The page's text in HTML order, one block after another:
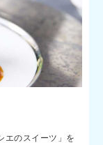
エのスイーツ」を